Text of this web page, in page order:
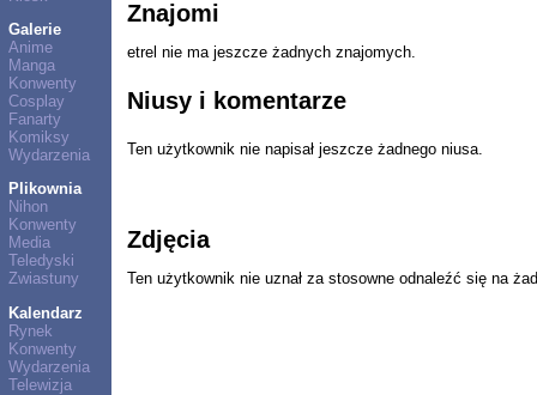
Galerie
Anime
Manga
Konwenty
Cosplay
Fanarty
Komiksy
Wydarzenia
Plikownia
Nihon
Konwenty
Media
Teledyski
Zwiastuny
Kalendarz
Rynek
Konwenty
Wydarzenia
Telewizja
Znajomi
etrel nie ma jeszcze żadnych znajomych.
Niusy i komentarze
Ten użytkownik nie napisał jeszcze żadnego niusa.
Zdjęcia
Ten użytkownik nie uznał za stosowne odnaleźć się na